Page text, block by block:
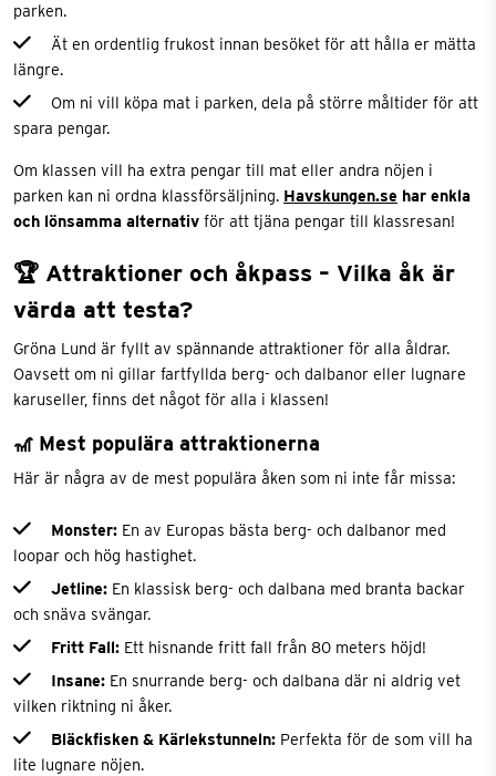
parken.
Ät en ordentlig frukost innan besöket för att hålla er mätta
längre.
Om ni vill köpa mat i parken, dela på större måltider för att
spara pengar.
Om klassen vill ha extra pengar till mat eller andra nöjen i
parken kan ni ordna klassförsäljning. Havskungen.se har enkla
och lönsamma alternativ för att tjäna pengar till klassresan!
🏆 Attraktioner och åkpass – Vilka åk är
värda att testa?
Gröna Lund är fyllt av spännande attraktioner för alla åldrar.
Oavsett om ni gillar fartfyllda berg- och dalbanor eller lugnare
karuseller, finns det något för alla i klassen!
🎢 Mest populära attraktionerna
Här är några av de mest populära åken som ni inte får missa:
Monster: En av Europas bästa berg- och dalbanor med
loopar och hög hastighet.
Jetline: En klassisk berg- och dalbana med branta backar
och snäva svängar.
Fritt Fall: Ett hisnande fritt fall från 80 meters höjd!
Insane: En snurrande berg- och dalbana där ni aldrig vet
vilken riktning ni åker.
Bläckfisken & Kärlekstunneln: Perfekta för de som vill ha
lite lugnare nöjen.